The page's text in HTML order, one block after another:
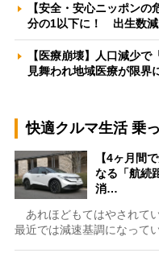
【安全・安心ニッポン
分の1以下に！ 出生数
【医療崩壊】人口減少
見舞われ地域医療が限
快適クルマ生活 乗
【4ヶ月間
なる「航続
消…
あれほどもてはやされて
最近では減速基調になって